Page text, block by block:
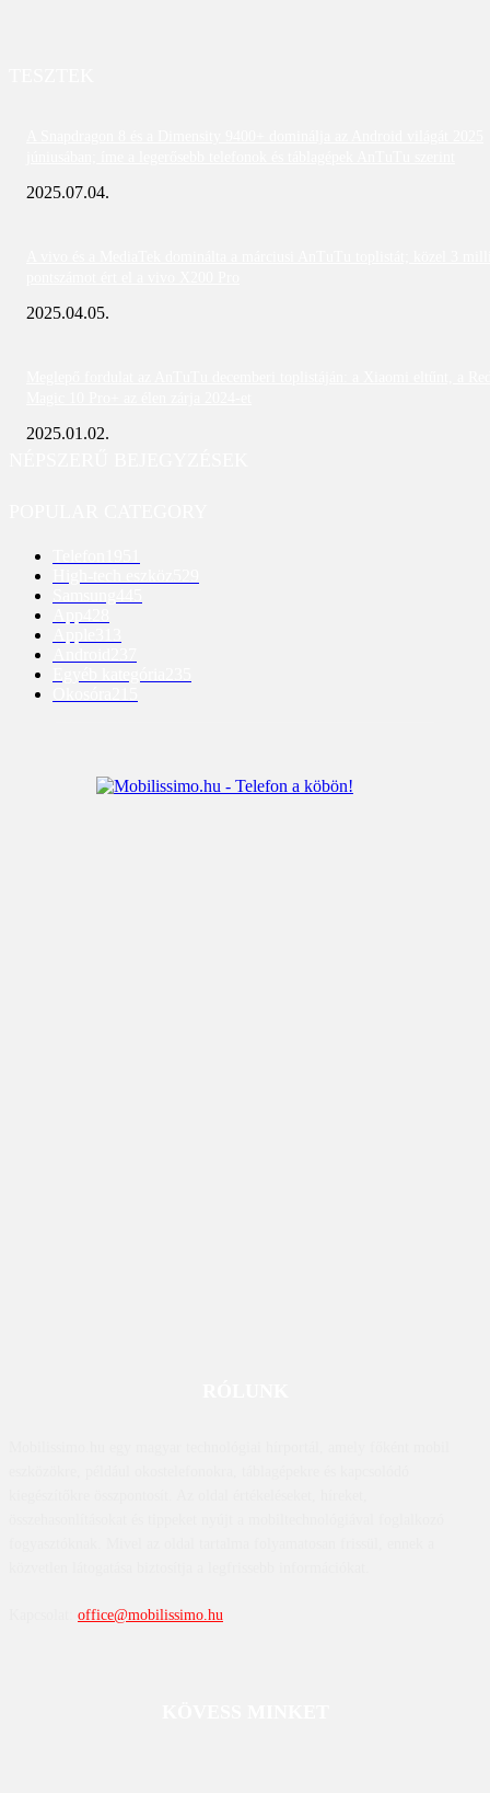
2025.07.04.
2025.04.05.
2025.01.02.
office@mobilissimo.hu